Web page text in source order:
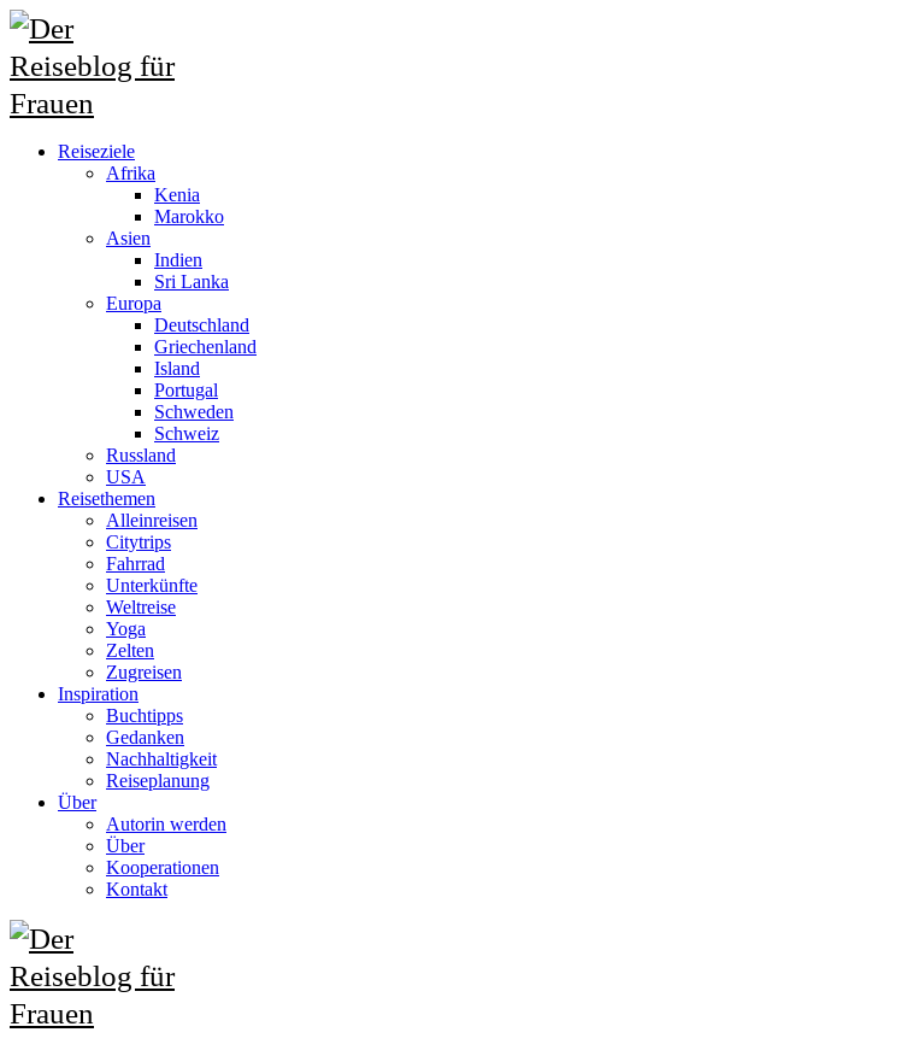
Reiseziele
Afrika
Kenia
Marokko
Asien
Indien
Sri Lanka
Europa
Deutschland
Griechenland
Island
Portugal
Schweden
Schweiz
Russland
USA
Reisethemen
Alleinreisen
Citytrips
Fahrrad
Unterkünfte
Weltreise
Yoga
Zelten
Zugreisen
Inspiration
Buchtipps
Gedanken
Nachhaltigkeit
Reiseplanung
Über
Autorin werden
Über
Kooperationen
Kontakt